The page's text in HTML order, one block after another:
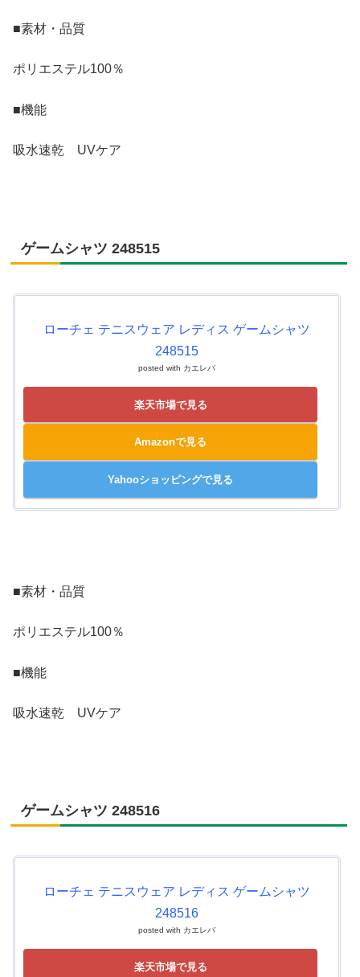
■素材・品質
ポリエステル100％
■機能
吸水速乾 UVケア
ゲームシャツ 248515
ローチェ テニスウェア レディス ゲームシャツ
248515
posted with カエレバ
楽天市場で見る
Amazonで見る
Yahooショッピングで見る
■素材・品質
ポリエステル100％
■機能
吸水速乾 UVケア
ゲームシャツ 248516
ローチェ テニスウェア レディス ゲームシャツ
248516
posted with カエレバ
楽天市場で見る